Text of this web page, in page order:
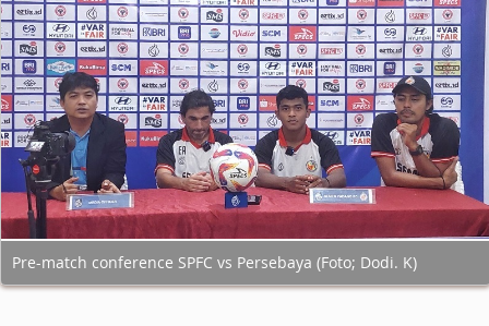
Pre-match conference SPFC vs Persebaya (Foto; Dodi. K)